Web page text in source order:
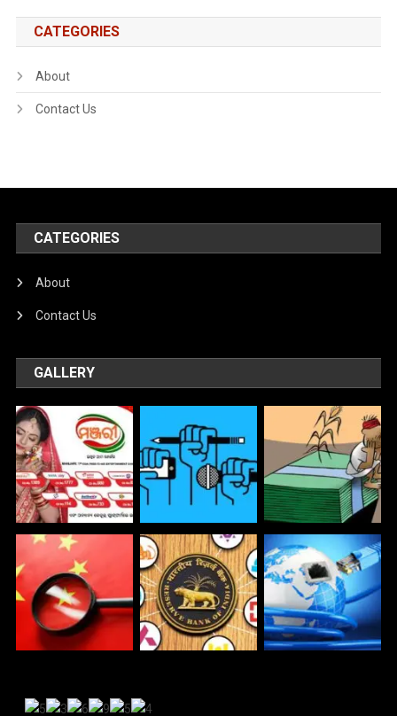
CATEGORIES
About
Contact Us
CATEGORIES
About
Contact Us
GALLERY